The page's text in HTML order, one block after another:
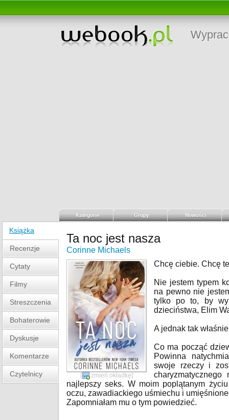
Kategorie Grupy Nowości
Książka
Recenzje
Cytaty
Filmy
Streszczenia
Bohaterowie
Dyskusje
Komentarze
Czytelnicy
Ta noc jest nasza
Corinne Michaels
[ zmień okładkę]
Chcę ciebie. Chcę
Nie jestem typem
na pewno nie
tylko po to, by
dzieciństwa, Elim
A jednak tak
Co ma począć
Powinna
swoje rzeczy i
charyzmatycznego
najlepszy seks. W moim poplątanym
oczu, zawadiackiego uśmiechu i
Zapomniałam mu o tym powiedzieć.